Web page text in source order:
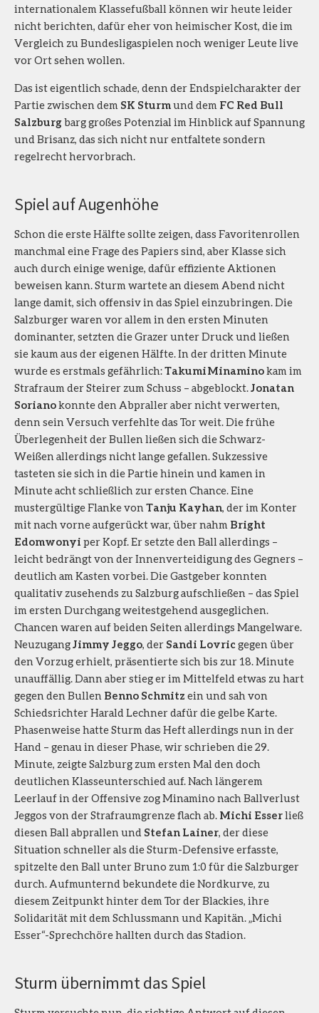
internationalem Klassefußball können wir heute leider
nicht berichten, dafür eher von heimischer Kost, die im
Vergleich zu Bundesligaspielen noch weniger Leute live
vor Ort sehen wollen.
Das ist eigentlich schade, denn der Endspielcharakter der
Partie zwischen dem SK Sturmund dem FC Red Bull
Salzburgbarg großes Potenzial im Hinblick auf Spannung
und Brisanz, das sich nicht nur entfaltete sondern
regelrecht hervorbrach.
Spiel auf Augenhöhe
Schon die erste Hälfte sollte zeigen, dass Favoritenrollen
manchmal eine Frage des Papiers sind, aber Klasse sich
auch durch einige wenige, dafür effiziente Aktionen
beweisen kann. Sturm wartete an diesem Abend nicht
lange damit, sich offensiv in das Spiel einzubringen. Die
Salzburger waren vor allem in den ersten Minuten
dominanter, setzten die Grazer unter Druck und ließen
sie kaum aus der eigenen Hälfte. In der dritten Minute
wurde es erstmals gefährlich:Takumi Minaminokam im
Strafraum der Steirer zum Schuss – abgeblockt.Jonatan
Sorianokonnte den Abpraller aber nicht verwerten,
denn sein Versuch verfehlte das Tor weit. Die frühe
Überlegenheit der Bullen ließen sich die Schwarz-
Weißen allerdings nicht lange gefallen. Sukzessive
tasteten sie sich in die Partie hinein und kamen in
Minute acht schließlich zur ersten Chance. Eine
mustergültige Flanke von Tanju Kayhan, der im Konter
mit nach vorne aufgerückt war, über nahm Bright
Edomwonyi per Kopf. Er setzte den Ball allerdings –
leicht bedrängt von der Innenverteidigung des Gegners –
deutlich am Kasten vorbei. Die Gastgeber konnten
qualitativ zusehends zu Salzburg aufschließen – das Spiel
im ersten Durchgang weitestgehend ausgeglichen.
Chancen waren auf beiden Seiten allerdings Mangelware.
NeuzugangJimmy Jeggo, der Sandi Lovricgegen über
den Vorzug erhielt, präsentierte sich bis zur 18. Minute
unauffällig. Dann aber stieg er im Mittelfeld etwas zu hart
gegen den Bullen Benno Schmitz ein und sah von
Schiedsrichter Harald Lechner dafür die gelbe Karte.
Phasenweise hatte Sturm das Heft allerdings nun in der
Hand – genau in dieser Phase, wir schrieben die 29.
Minute, zeigte Salzburg zum ersten Mal den doch
deutlichen Klasseunterschied auf. Nach längerem
Leerlauf in der Offensive zog Minamino nach Ballverlust
Jeggos von der Strafraumgrenze flach ab. Michi Esserließ
diesen Ball abprallen und Stefan Lainer, der diese
Situation schneller als die Sturm-Defensive erfasste,
spitzelte den Ball unter Bruno zum 1:0 für die Salzburger
durch. Aufmunternd bekundete die Nordkurve, zu
diesem Zeitpunkt hinter dem Tor der Blackies, ihre
Solidarität mit dem Schlussmann und Kapitän. „Michi
Esser“-Sprechchöre hallten durch das Stadion.
Sturm übernimmt das Spiel